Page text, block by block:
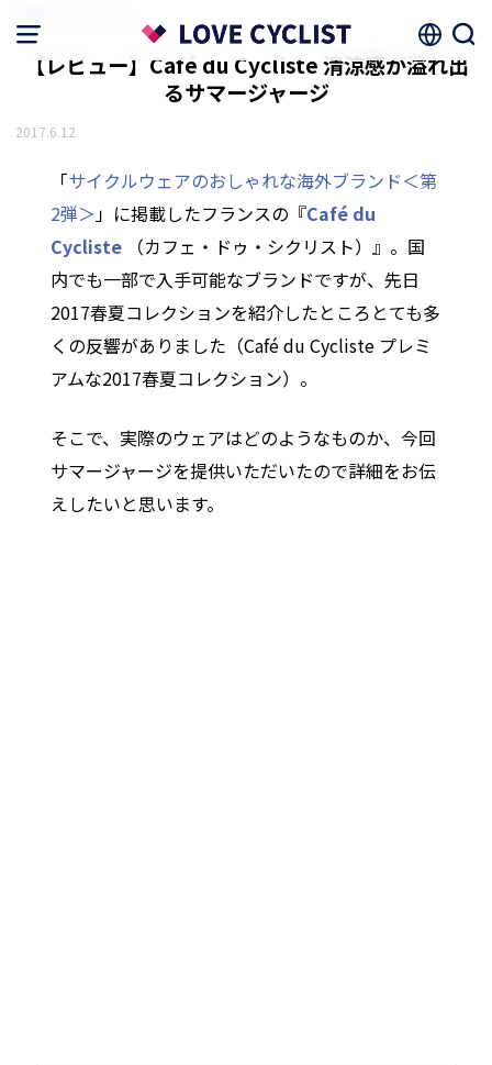
【レビュー】Café du Cycliste 清涼感が溢れ出
るサマージャージ
2017.6.12
「サイクルウェアのおしゃれな海外ブランド＜第
2弾＞」に掲載したフランスの『Café du
Cycliste （カフェ・ドゥ・シクリスト）』。国
内でも一部で入手可能なブランドですが、先日
2017春夏コレクションを紹介したところとても多
くの反響がありました（Café du Cycliste プレミ
アムな2017春夏コレクション）。
そこで、実際のウェアはどのようなものか、今回
サマージャージを提供いただいたので詳細をお伝
えしたいと思います。